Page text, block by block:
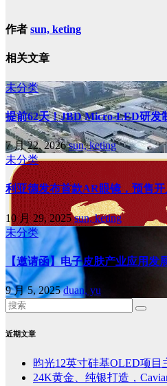
作者 sun, keting
相关文章
未分类
提前62天！JBD Micro-LED研发
7 月 22, 2026sun, keting
未分类
利亚德发布首款AR眼镜，预售开
10 月 29, 2025sun, keting
未分类
【邀请函】电子皮肤产业应用发
9 月 5, 2025duan, yu
近期文章
昀光12英寸硅基OLED项目
24K黄金、纯银打造，